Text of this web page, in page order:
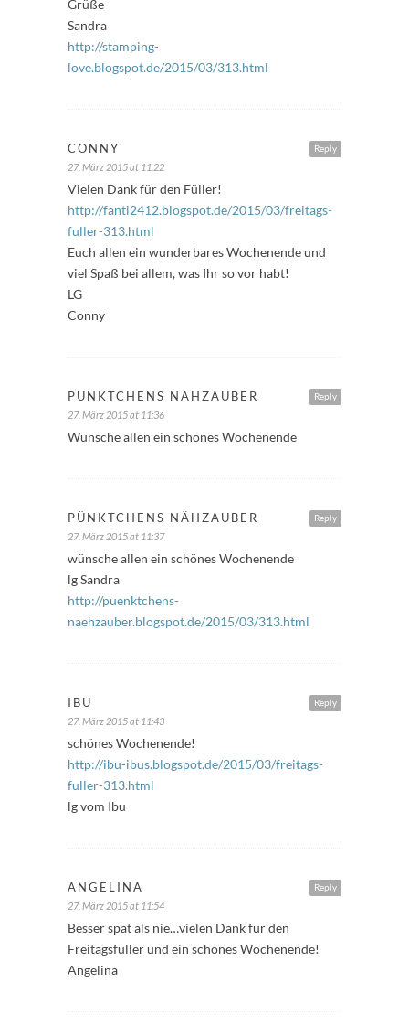
Grüße
Sandra
http://stamping-
love.blogspot.de/2015/03/313.html
Reply
CONNY
27. März 2015 at 11:22
Vielen Dank für den Füller!
http://fanti2412.blogspot.de/2015/03/freitags-
fuller-313.html
Euch allen ein wunderbares Wochenende und
viel Spaß bei allem, was Ihr so vor habt!
LG
Conny
Reply
PÜNKTCHENS NÄHZAUBER
27. März 2015 at 11:36
Wünsche allen ein schönes Wochenende
Reply
PÜNKTCHENS NÄHZAUBER
27. März 2015 at 11:37
wünsche allen ein schönes Wochenende
lg Sandra
http://puenktchens-
naehzauber.blogspot.de/2015/03/313.html
Reply
IBU
27. März 2015 at 11:43
schönes Wochenende!
http://ibu-ibus.blogspot.de/2015/03/freitags-
fuller-313.html
lg vom Ibu
Reply
ANGELINA
27. März 2015 at 11:54
Besser spät als nie…vielen Dank für den
Freitagsfüller und ein schönes Wochenende!
Angelina